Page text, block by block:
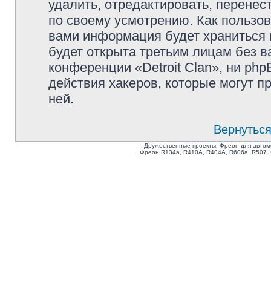
удалить, отредактировать,
по своему усмотрению. Как
вами информация будет
будет открыта третьим лицам без
конференции «Detroit Clan», ни
действия хакеров, которые могут
ней.
Дружественные проекты: Фреон для
Фреон R134a, R410A, R404A, R606a,